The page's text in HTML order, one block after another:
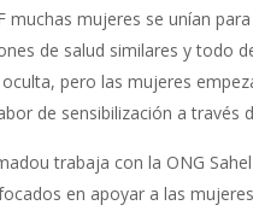
muchas mujeres se unían
de salud similares y todo
pero las mujeres
de sensibilización a
trabaja con la ONG
en apoyar a las